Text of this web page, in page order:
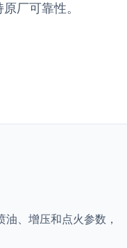
厂可靠性。
、增压和点火参数，